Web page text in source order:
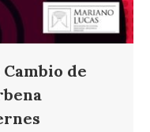
Cambio de